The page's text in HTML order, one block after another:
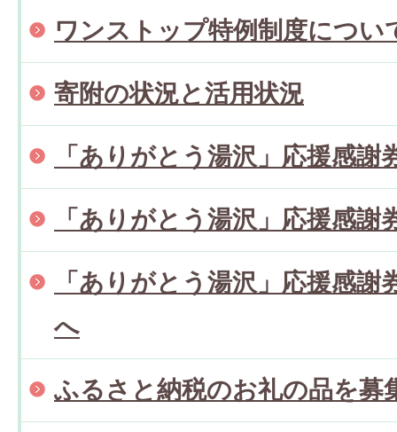
ワンストップ特例制度につい
寄附の状況と活用状況
「ありがとう湯沢」応援感謝
「ありがとう湯沢」応援感謝
「ありがとう湯沢」応援感謝
へ
ふるさと納税のお礼の品を募